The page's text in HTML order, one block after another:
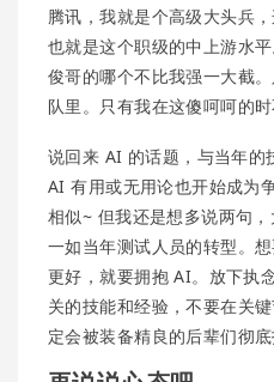
腾讯，我就是个高级大头兵
也就是这个职级的中上游水
俊哥的哪个不比我强一大截
队里。只有我在这傻呵呵的时
说回来 AI 的话题，与当年的
AI 有用或无用论也开始成为
相似~ 但我还是想多说两句
一如当年测试人员的转型。
更好，就要拥抱 AI。放下执
关的技能和经验，不要在关
定会被装备精良的后辈们彻底